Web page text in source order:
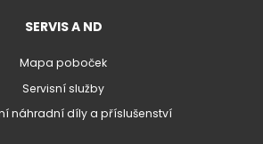
SERVIS A ND
Mapa poboček
Servisní služby
náhradní díly a příslušenství